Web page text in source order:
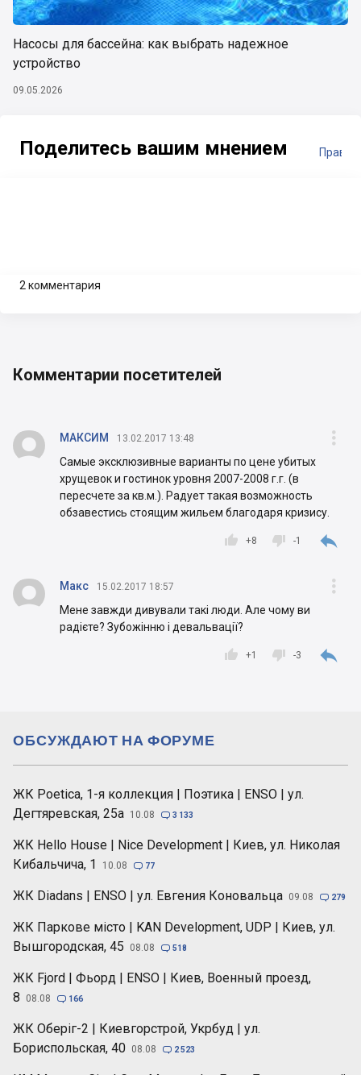
Насосы для бассейна: как выбрать надежное
устройство
09.05.2026
Поделитесь вашим мнением
Комментарии посетителей
2 комментария
 МАКСИМ 13.02.2017 13:48 
Самые эксклюзивные варианты по цене убитых
хрущевок и гостинок уровня 2007-2008 г.г. (в
пересчете за кв.м.). Радует такая возможность
обзавестись стоящим жильем благодаря кризису.

 -1
 +8
 Макс 15.02.2017 18:57 
Мене завжди дивували такі люди. Але чому ви
радієте? Зубожінню і девальвації?

 -3
 +1
ЖК Poetica, 1-я коллекция | Поэтика | ENSO | ул.
Дегтяревская, 25а 10.08  3 133
ЖК Hello House | Nice Development | Киев, ул. Николая
Кибальчича, 1
10.08  77
ЖК Diadans | ENSO | ул. Евгения Коновальца 09.08  279
ЖК Паркове місто | KAN Development, UDP | Киев, ул.
Вышгородская, 45
08.08  518
ЖК Fjord | Фьорд | ENSO | Киев, Военный проезд,
8
08.08  166
ЖК Оберіг-2 | Киевгорстрой, Укрбуд | ул.
Бориспольская, 40 08.08  2 523
ОБСУЖДАЮТ НА ФОРУМЕ